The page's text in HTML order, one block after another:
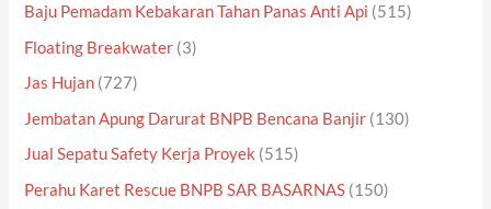
Baju Pemadam Kebakaran Tahan Panas Anti Api (515)
Floating Breakwater (3)
Jas Hujan (727)
Jembatan Apung Darurat BNPB Bencana Banjir (130)
Jual Sepatu Safety Kerja Proyek (515)
Perahu Karet Rescue BNPB SAR BASARNAS (150)